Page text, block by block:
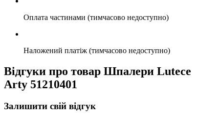
Оплата частинами (тимчасово недоступно)
Наложений платіж (тимчасово недоступно)
Відгуки про товар Шпалери Lutece
Arty 51210401
Залишити свій відгук